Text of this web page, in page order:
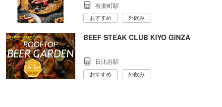
有楽町駅
おすすめ 外飲み
BEEF STEAK CLUB KIYO GINZA
日比谷駅
おすすめ 外飲み